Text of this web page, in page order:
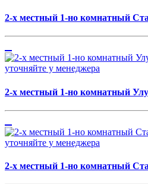
2-х местный 1-но комнатный
уточняйте у менеджера
2-х местный 1-но комнатный
уточняйте у менеджера
2-х местный 1-но комнатный